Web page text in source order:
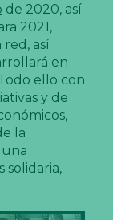
de 2020, así
2021,
así
en
ello con
y de
la
solidaria,